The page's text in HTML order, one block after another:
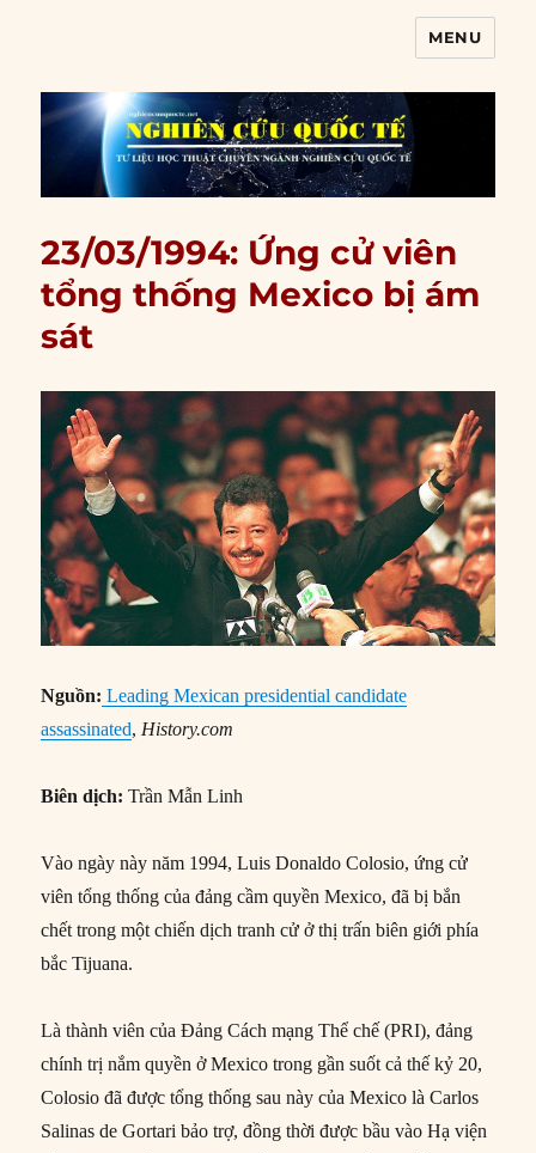
MENU
23/03/1994: Ứng cử viên
tổng thống Mexico bị ám
sát
Nguồn: Leading Mexican presidential candidate
assassinated, History.com
Biên dịch: Trần Mẫn Linh
Vào ngày này năm 1994, Luis Donaldo Colosio, ứng cử
viên tổng thống của đảng cầm quyền Mexico, đã bị bắn
chết trong một chiến dịch tranh cử ở thị trấn biên giới phía
bắc Tijuana.
Là thành viên của Đảng Cách mạng Thể chế (PRI), đảng
chính trị nắm quyền ở Mexico trong gần suốt cả thế kỷ 20,
Colosio đã được tổng thống sau này của Mexico là Carlos
Salinas de Gortari bảo trợ, đồng thời được bầu vào Hạ viện